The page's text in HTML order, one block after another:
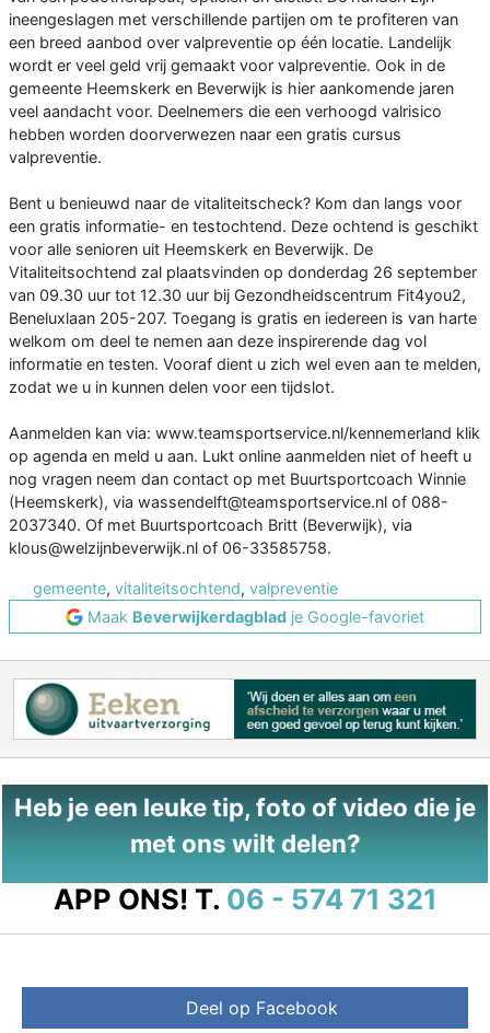
ineengeslagen met verschillende partijen om te profiteren van
een breed aanbod over valpreventie op één locatie. Landelijk
wordt er veel geld vrij gemaakt voor valpreventie. Ook in de
gemeente Heemskerk en Beverwijk is hier aankomende jaren
veel aandacht voor. Deelnemers die een verhoogd valrisico
hebben worden doorverwezen naar een gratis cursus
valpreventie.
Bent u benieuwd naar de vitaliteitscheck? Kom dan langs voor
een gratis informatie- en testochtend. Deze ochtend is geschikt
voor alle senioren uit Heemskerk en Beverwijk. De
Vitaliteitsochtend zal plaatsvinden op donderdag 26 september
van 09.30 uur tot 12.30 uur bij Gezondheidscentrum Fit4you2,
Beneluxlaan 205-207. Toegang is gratis en iedereen is van harte
welkom om deel te nemen aan deze inspirerende dag vol
informatie en testen. Vooraf dient u zich wel even aan te melden,
zodat we u in kunnen delen voor een tijdslot.
Aanmelden kan via: www.teamsportservice.nl/kennemerland klik
op agenda en meld u aan. Lukt online aanmelden niet of heeft u
nog vragen neem dan contact op met Buurtsportcoach Winnie
(Heemskerk), via wassendelft@teamsportservice.nl of 088-
2037340. Of met Buurtsportcoach Britt (Beverwijk), via
klous@welzijnbeverwijk.nl of 06-33585758.
gemeente, vitaliteitsochtend, valpreventie
Maak Beverwijkerdagblad je Google-favoriet
Heb je een leuke tip, foto of video die je
met ons wilt delen?
APP ONS! T. 06 - 574 71 321
Deel op Facebook